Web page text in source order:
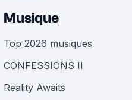
Musique
Top 2026 musiques
CONFESSIONS II
Reality Awaits